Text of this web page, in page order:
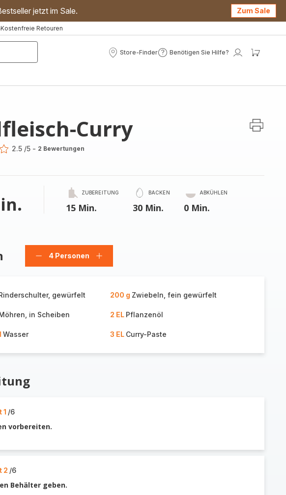
jetzt im Sale. Zum Sale
Kostenfreie Retouren
Store-Finder
Store-
Benötigen Sie Hilfe?
Benötigen
Mein
Curry
2.5 /5 - 2 Bewertungen
ZUBEREITUNG
15 Min.
BACKEN
30 Min.
ABKÜHLEN
0 Min.
Personen
4 Personen
Personen
gewürfelt 200 g Zwiebeln, fein gewürfelt
in Scheiben 2 EL Pflanzenöl
Wasser 3 EL Curry-Paste
1 /6
vorbereiten.
2 /6
Behälter geben.